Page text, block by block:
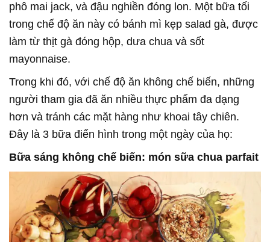
phô mai jack, và đậu nghiền đóng lon. Một bữa tối
trong chế độ ăn này có bánh mì kẹp salad gà, được
làm từ thịt gà đóng hộp, dưa chua và sốt
mayonnaise.
Trong khi đó, với chế độ ăn không chế biến, những
người tham gia đã ăn nhiều thực phẩm đa dạng
hơn và tránh các mặt hàng như khoai tây chiên.
Đây là 3 bữa điển hình trong một ngày của họ:
Bữa sáng không chế biến: món sữa chua parfait